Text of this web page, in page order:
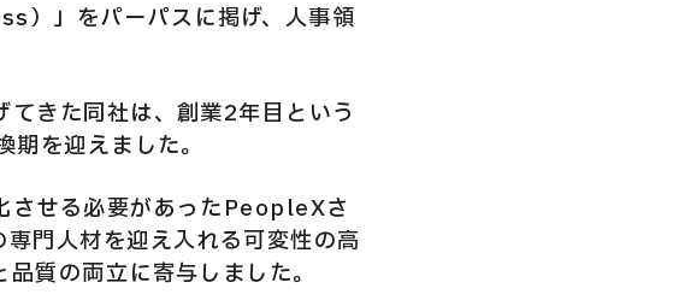
」をパーパスに掲げ、人事領
きた同社は、創業2年目という
を迎えました。
させる必要があったPeopleXさ
門人材を迎え入れる可変性の高
質の両立に寄与しました。